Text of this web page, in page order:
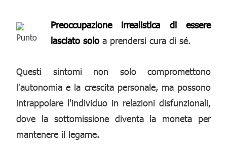
Preoccupazione irrealistica di essere
lasciato solo a prendersi cura di sé.
Questi sintomi non solo compromettono
l'autonomia e la crescita personale, ma possono
intrappolare l'individuo in relazioni disfunzionali,
dove la sottomissione diventa la moneta per
mantenere il legame.